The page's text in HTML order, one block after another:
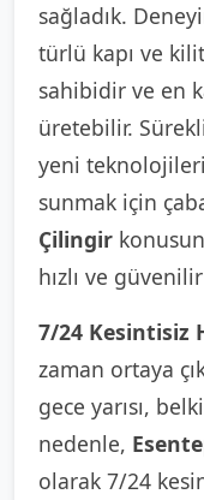
sağladık.
türlü kapı ve
sahibidir ve en
üretebilir.
yeni
sunmak için
Çilingir
hızlı ve
7/24 Kesintisiz
zaman ortaya
gece yarısı,
nedenle,
olarak 7/24